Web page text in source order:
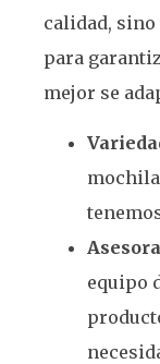
calidad,
para
mejor se
equipo